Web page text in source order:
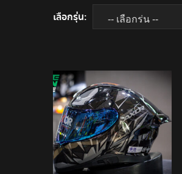
เลือกรุ่น: